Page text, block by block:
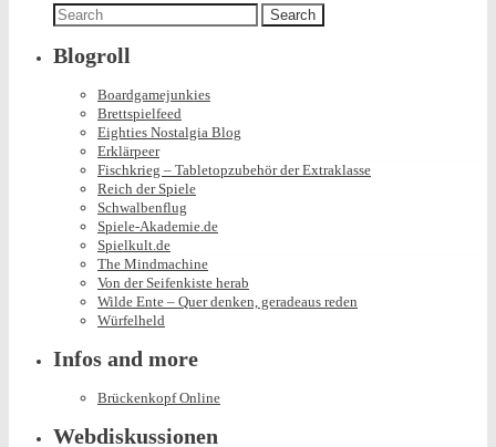
Search
for:
Blogroll
Boardgamejunkies
Brettspielfeed
Eighties Nostalgia Blog
Erklärpeer
Fischkrieg – Tabletopzubehör der Extraklasse
Reich der Spiele
Schwalbenflug
Spiele-Akademie.de
Spielkult.de
The Mindmachine
Von der Seifenkiste herab
Wilde Ente – Quer denken, geradeaus reden
Würfelheld
Infos and more
Brückenkopf Online
Webdiskussionen